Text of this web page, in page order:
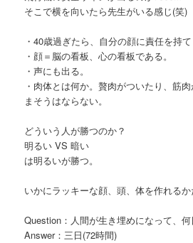
そこで横を向いたら先生がいる感じ(笑)
・40歳過ぎたら、自分の顔に責任を持て
・顔＝脳の看板、心の看板である。
・声にも出る。
・肉体とは何か。贅肉がついたり、筋
まそうはならない。
どういう人が勝つのか？
明るい VS 暗い
は明るいが勝つ。
いかにラッキーな顔、頭、体を作れるか
Question：人間が生き埋めになって、何
Answer：三日(72時間)